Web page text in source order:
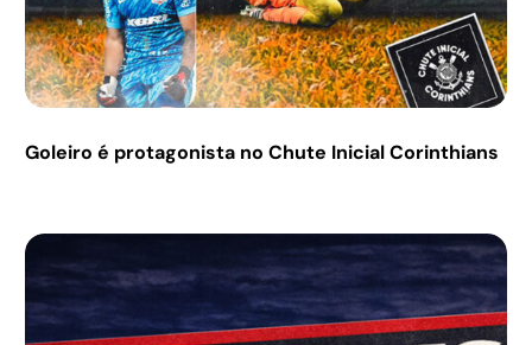
Goleiro é protagonista no Chute Inicial Corinthians